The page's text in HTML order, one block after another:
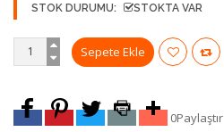
STOK DURUMU:
STOKTA VAR
0Paylaştır